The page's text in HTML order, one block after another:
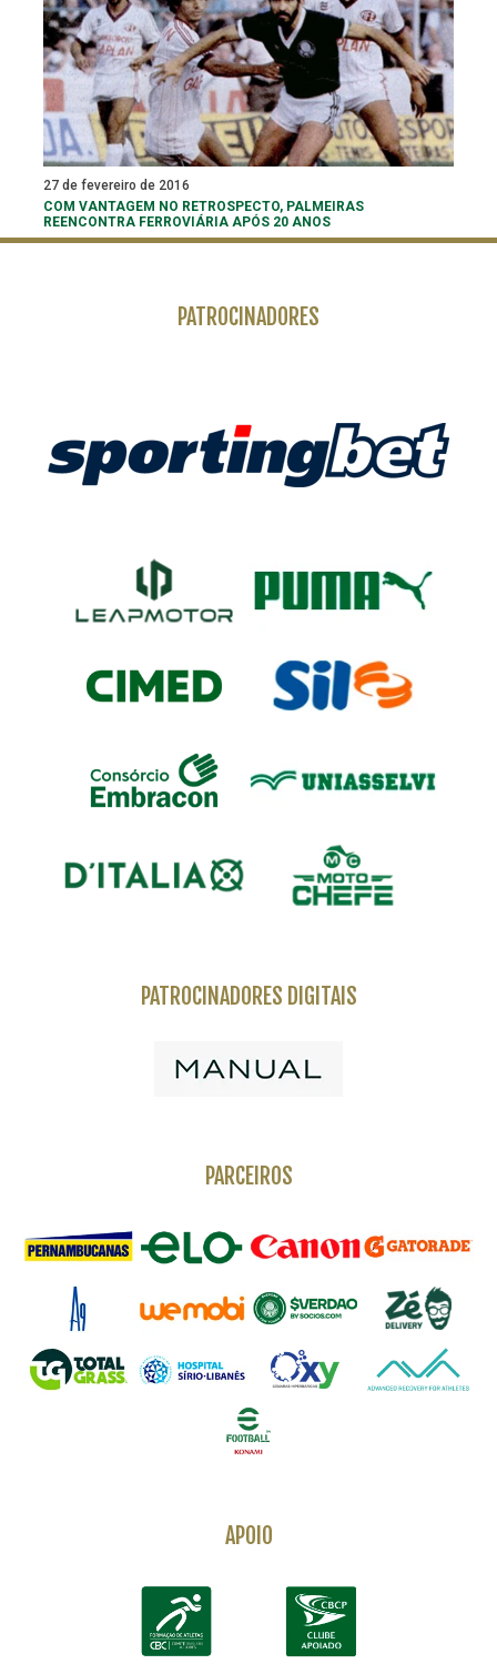
27 de fevereiro de 2016
COM VANTAGEM NO RETROSPECTO, PALMEIRAS
REENCONTRA FERROVIÁRIA APÓS 20 ANOS
PATROCINADORES
PATROCINADORES DIGITAIS
PARCEIROS
APOIO